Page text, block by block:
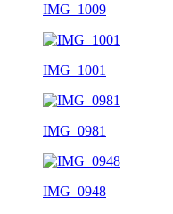
IMG_1009
IMG_1001
IMG_0981
IMG_0948